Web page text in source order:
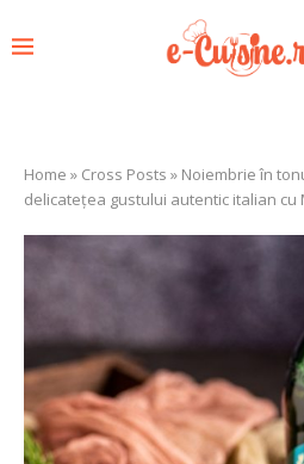
Home » Cross Posts » Noiembrie în
delicatețea gustului autentic italian cu